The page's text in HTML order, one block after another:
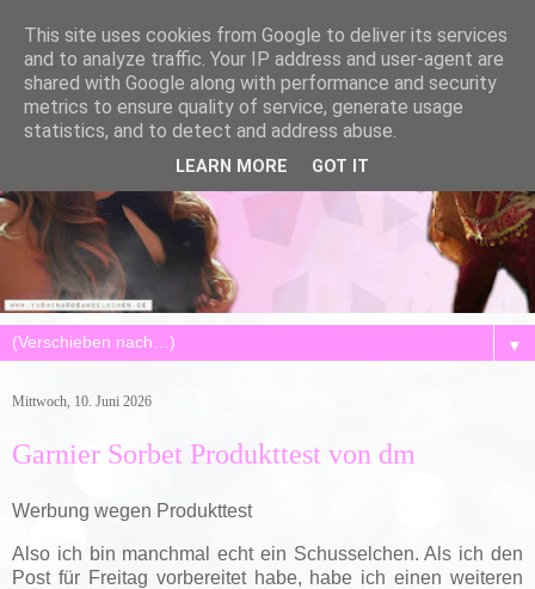
▼
Mittwoch, 10. Juni 2026
Garnier Sorbet Produkttest von dm
Werbung wegen Produkttest
Also ich bin manchmal echt ein Schusselchen. Als ich den
Post für Freitag vorbereitet habe, habe ich einen weiteren
This site uses cookies from Google to deliver its services
and to analyze traffic. Your IP address and user-agent are
shared with Google along with performance and security
metrics to ensure quality of service, generate usage
statistics, and to detect and address abuse.
LEARN MORE GOT IT